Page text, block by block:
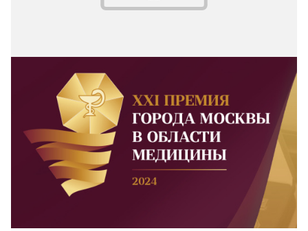
№ 40 (339)
Голосование за лучший проект
Открыто общественное голосование за проекты
участников XXI Премии города Москвы в области
медицины.